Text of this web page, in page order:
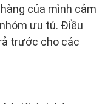
của mình cảm
ưu tú. Điều
trước cho các